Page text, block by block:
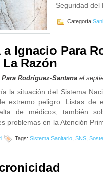
Seguridad
Categoría
Ignacio Para
Razón
Rodríguez-Santana el
la situación del Sistema
extremo peligro: Listas de
de médicos, también
problemas en la Atención
Tags: Sistema Sanitario SNS